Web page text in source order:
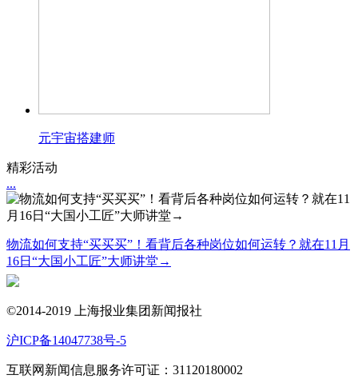
元宇宙搭建师
精彩活动
...
物流如何支持“买买买”！看背后各种岗位如何运转？就在11月
16日“大国小工匠”大师讲堂→
©2014-2019 上海报业集团新闻报社
沪ICP备14047738号-5
互联网新闻信息服务许可证：31120180002